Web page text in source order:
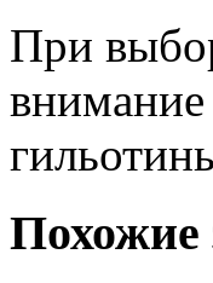
При
Похожие